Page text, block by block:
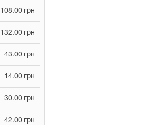
108.00 грн
132.00 грн
43.00 грн
14.00 грн
30.00 грн
42.00 грн